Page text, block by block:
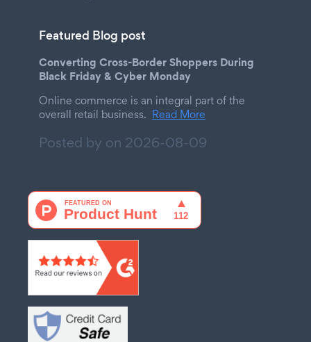
Featured Blog post
Converting Cross-Border Shoppers During
Black Friday & Cyber Monday
Online commerce is an integral part of the
overall retail business. Read More
Posted by on 2026-08-09